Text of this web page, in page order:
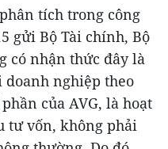
tích trong công
gửi Bộ Tài chính, Bộ
có nhận thức đây là
nghiệp theo
của AVG, là hoạt
tư vốn, không phải